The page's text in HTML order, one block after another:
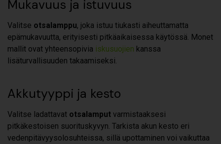
Mukavuus ja istuvuus
Valitse otsalamppu, joka istuu tiukasti aiheuttamatta
epämukavuutta, erityisesti pitkäaikaisessa käytössä. Monet
mallit ovat yhteensopivia iskusuojien kanssa
lisäturvallisuuden takaamiseksi.
Akkutyyppi ja kesto
Valitse ladattavat otsalamput varmistaaksesi
pitkäkestoisen suorituskyvyn. Tarkista akun kesto eri
vedenpitävyysolosuhteissa, sillä upottaminen voi vaikuttaa